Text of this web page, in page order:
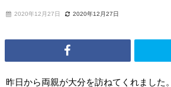
2020年12月27日 2020年12月27日
昨日から両親が大分を訪ねてくれました。